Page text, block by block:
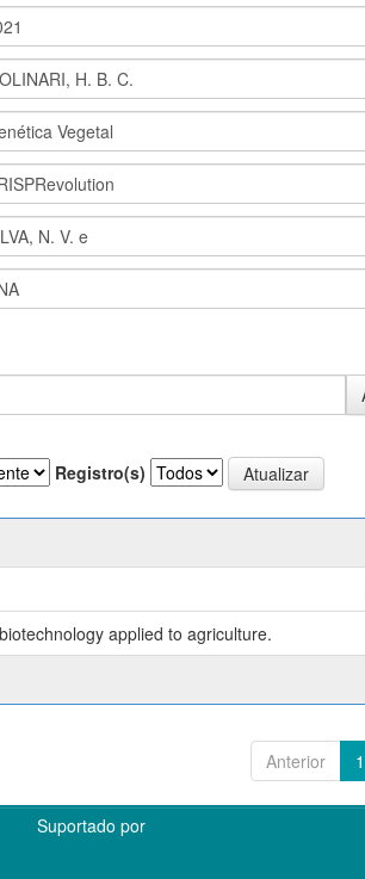
Registro(s)
applied to agriculture.
Anterior 1
Suportado por